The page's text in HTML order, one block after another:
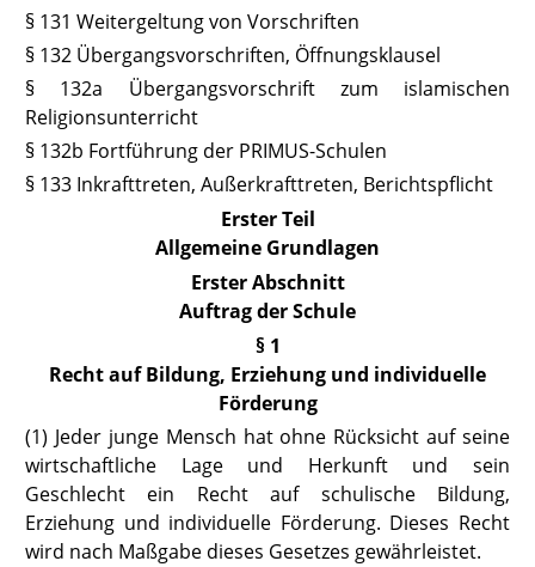
§ 131 Weitergeltung von Vorschriften
§ 132 Übergangsvorschriften, Öffnungsklausel
§ 132a Übergangsvorschrift zum islamischen
Religionsunterricht
§ 132b Fortführung der PRIMUS-Schulen
§ 133 Inkrafttreten, Außerkrafttreten, Berichtspflicht
Erster Teil
Allgemeine Grundlagen
Erster Abschnitt
Auftrag der Schule
§ 1
Recht auf Bildung, Erziehung und individuelle
Förderung
(1) Jeder junge Mensch hat ohne Rücksicht auf seine
wirtschaftliche Lage und Herkunft und sein
Geschlecht ein Recht auf schulische Bildung,
Erziehung und individuelle Förderung. Dieses Recht
wird nach Maßgabe dieses Gesetzes gewährleistet.